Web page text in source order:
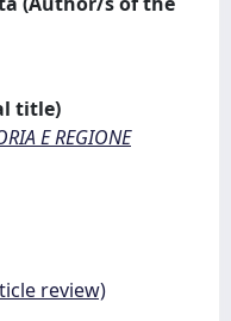
title)
E REGIONE
review)